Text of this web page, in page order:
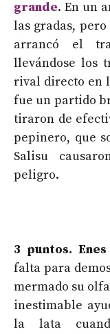
grande. En un
las gradas,
arrancó el
llevándose los
rival directo en
fue un partido
tiraron de
pepinero, que
Salisu
peligro.
3 puntos. Enes
falta para
mermado su
inestimable
la lata